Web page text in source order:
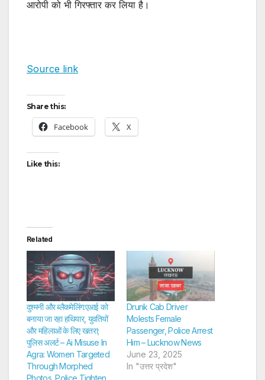
आरोपी को भी गिरफ्तार कर लिया है।
Source link
Share this:
Facebook X
Like this:
Related
दुश्मनी और ब्लैकमेलिंग:एआई को
बनाया जा रहा हथियार, युवतियों
और महिलाओं के लिए खतरा;
पुलिस अलर्ट – Ai Misuse In
Agra: Women Targeted
Through Morphed
Photos, Police Tighten
Drunk Cab Driver
Molests Female
Passenger, Police Arrest
Him – Lucknow News
June 23, 2025
In "उत्तर प्रदेश"